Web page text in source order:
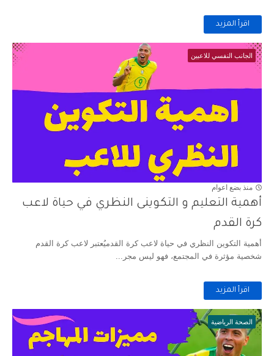
اقرأ المزيد
الجانب النفسي للاعبين
منذ بضع اعوام
أهمية التعليم و التكوينى النظري في حياة لاعب
كرة القدم
أهمية التكوين النظري في حياة لاعب كرة القدميُعتبر لاعب كرة القدم
شخصية مؤثرة في المجتمع، فهو ليس مجر...
اقرأ المزيد
الصحة الرياضية